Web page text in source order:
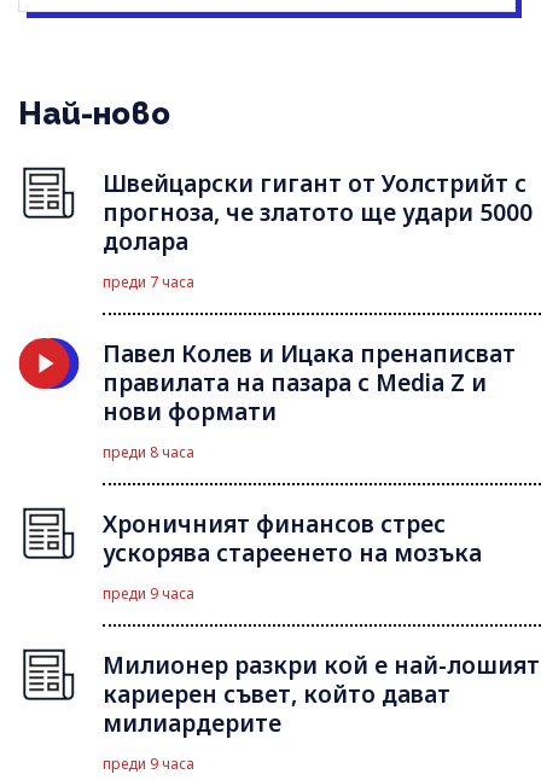
Най-ново
Швейцарски гигант от Уолстрийт с
прогноза, че златото ще удари 5000
долара
преди 7 часа
Павел Колев и Ицака пренаписват
правилата на пазара с Media Z и
нови формати
преди 8 часа
Хроничният финансов стрес
ускорява стареенето на мозъка
преди 9 часа
Милионер разкри кой е най-лошият
кариерен съвет, който дават
милиардерите
преди 9 часа